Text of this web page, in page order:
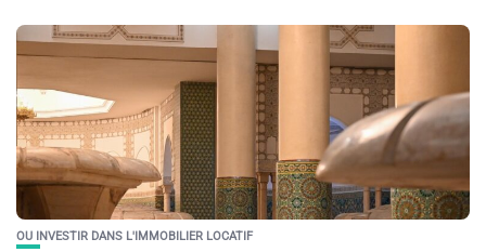
OU INVESTIR DANS L'IMMOBILIER LOCATIF